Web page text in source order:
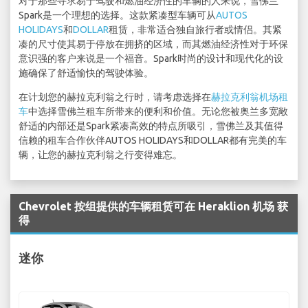
Spark是一个理想的选择。这款紧凑型车辆可从AUTOS
HOLIDAYS和DOLLAR租赁，非常适合独自旅行者或情侣。其紧
凑的尺寸使其易于停放在拥挤的区域，而其燃油经济性对于环保
意识强的客户来说是一个福音。Spark时尚的设计和现代化的设
施确保了舒适愉快的驾驶体验。
在计划您的赫拉克利翁之行时，请考虑选择在赫拉克利翁机场租
车中选择雪佛兰租车所带来的便利和价值。无论您被奥兰多宽敞
舒适的内部还是Spark紧凑高效的特点所吸引，雪佛兰及其值得
信赖的租车合作伙伴AUTOS HOLIDAYS和DOLLAR都有完美的车
辆，让您的赫拉克利翁之行变得难忘。
Chevrolet 按组提供的车辆租赁可在 Heraklion 机场 获
得
迷你